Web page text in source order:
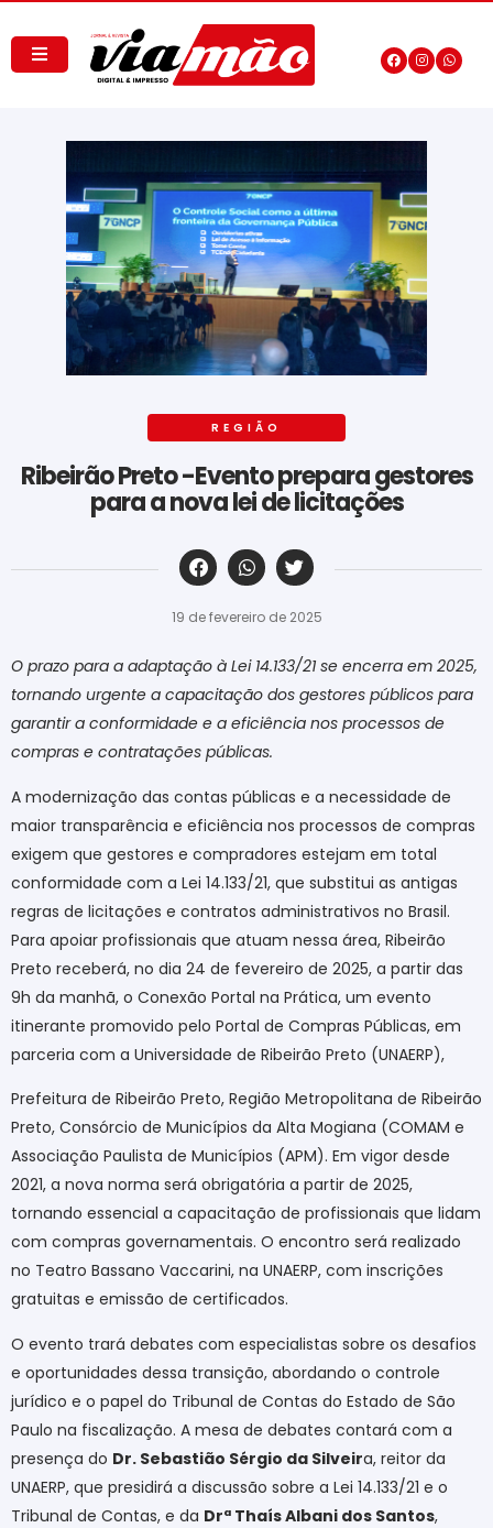
REGIÃO
Ribeirão Preto -Evento prepara gestores
para a nova lei de licitações
‎ ‎ ‎ ‎ ‎ ‎ ‎ ‎ ‎ ‎ ‎ ‎ ‎ ‎ ‎ ‎ ‎ ‎ ‎ ‎ ‎ ‎ ‎ ‎ ‎ ‎ ‎ ‎ ‎ ‎ ‎
19 de fevereiro de 2025
O prazo para a adaptação à Lei 14.133/21 se encerra em 2025,
tornando urgente a capacitação dos gestores públicos para
garantir a conformidade e a eficiência nos processos de
compras e contratações públicas.
A modernização das contas públicas e a necessidade de
maior transparência e eficiência nos processos de compras
exigem que gestores e compradores estejam em total
conformidade com a Lei 14.133/21, que substitui as antigas
regras de licitações e contratos administrativos no Brasil.
Para apoiar profissionais que atuam nessa área, Ribeirão
Preto receberá, no dia 24 de fevereiro de 2025, a partir das
9h da manhã, o Conexão Portal na Prática, um evento
itinerante promovido pelo Portal de Compras Públicas, em
parceria com a Universidade de Ribeirão Preto (UNAERP),
Prefeitura de Ribeirão Preto, Região Metropolitana de Ribeirão
Preto, Consórcio de Municípios da Alta Mogiana (COMAM e
Associação Paulista de Municípios (APM). Em vigor desde
2021, a nova norma será obrigatória a partir de 2025,
tornando essencial a capacitação de profissionais que lidam
com compras governamentais. O encontro será realizado
no Teatro Bassano Vaccarini, na UNAERP, com inscrições
gratuitas e emissão de certificados.
O evento trará debates com especialistas sobre os desafios
e oportunidades dessa transição, abordando o controle
jurídico e o papel do Tribunal de Contas do Estado de São
Paulo na fiscalização. A mesa de debates contará com a
presença do Dr. Sebastião Sérgio da Silveira, reitor da
UNAERP, que presidirá a discussão sobre a Lei 14.133/21 e o
Tribunal de Contas, e da Drª Thaís Albani dos Santos,